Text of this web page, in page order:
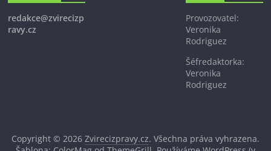
redakce@zvirecizp
ravy.cz
Provozovatel:
Veronika
Rodriguez
Šéfredaktorka:
Veronika
Rodriguez
Copyright © 2026 Zvirecizpravy.cz. Všechna práva vyhrazena.